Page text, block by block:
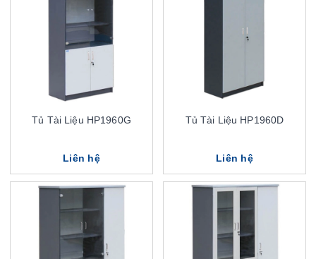
Tủ Tài Liệu HP1960G
Liên hệ
Tủ Tài Liệu HP1960D
Liên hệ